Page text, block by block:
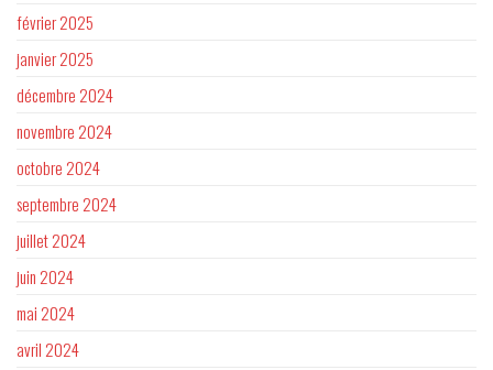
février 2025
janvier 2025
décembre 2024
novembre 2024
octobre 2024
septembre 2024
juillet 2024
juin 2024
mai 2024
avril 2024